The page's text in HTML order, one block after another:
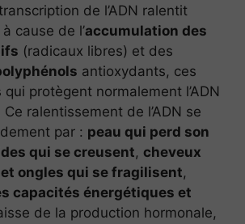
de l’ADN ralentit
à cause de l’accumulation des
(radicaux libres) et des
antioxydants, ces
protègent normalement l’ADN
Ce ralentissement de l’ADN se
par : peau qui perd son
qui se creusent, cheveux
ongles qui se fragilisent,
capacités énergétiques et
de la production hormonale,